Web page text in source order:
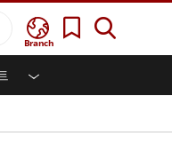
Branch